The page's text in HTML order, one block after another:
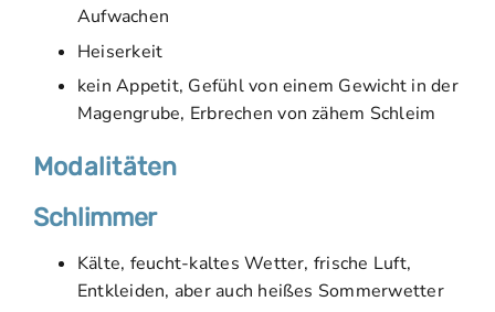
Aufwachen
Heiserkeit
kein Appetit, Gefühl von einem Gewicht in der
Magengrube, Erbrechen von zähem Schleim
Modalitäten
Schlimmer
Kälte, feucht-kaltes Wetter, frische Luft,
Entkleiden, aber auch heißes Sommerwetter